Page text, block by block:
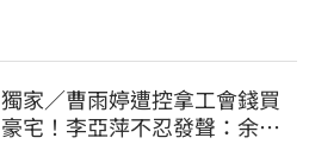
獨家／曹雨婷遭控拿工會錢買
豪宅！李亞萍不忍發聲：余天